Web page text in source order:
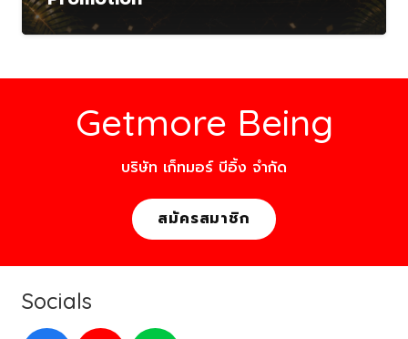
Getmore Being
บริษัท เก็ทมอร์ บีอิ้ง จำกัด
สมัครสมาชิก
Socials